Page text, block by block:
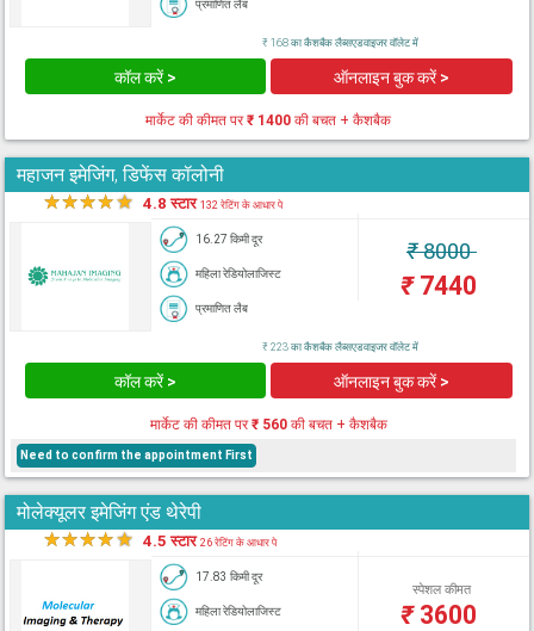
प्रमाणित लैब
₹ 168 का कैशबैक लैब्सएडवाइजर वॉलेट में
कॉल करें > ऑनलाइन बुक करें >
मार्केट की कीमत पर₹ 1400 की बचत + कैशबैक
महाजन इमेजिंग, डिफेंस कॉलोनी
★★★★★ 4.8 स्टार132 रेटिंग के आधार पे
16.27 किमी दूर
महिला रेडियोलाजिस्ट
प्रमाणित लैब
₹8000
₹7440
₹ 223 का कैशबैक लैब्सएडवाइजर वॉलेट में
कॉल करें > ऑनलाइन बुक करें >
मार्केट की कीमत पर₹ 560की बचत + कैशबैक
Need to confirm the appointment First
मोलेक्यूलर इमेजिंग एंड थेरेपी
★★★★★ 4.5 स्टार26 रेटिंग के आधार पे
17.83 किमी दूर
महिला रेडियोलाजिस्ट
स्पेशल कीमत
₹3600